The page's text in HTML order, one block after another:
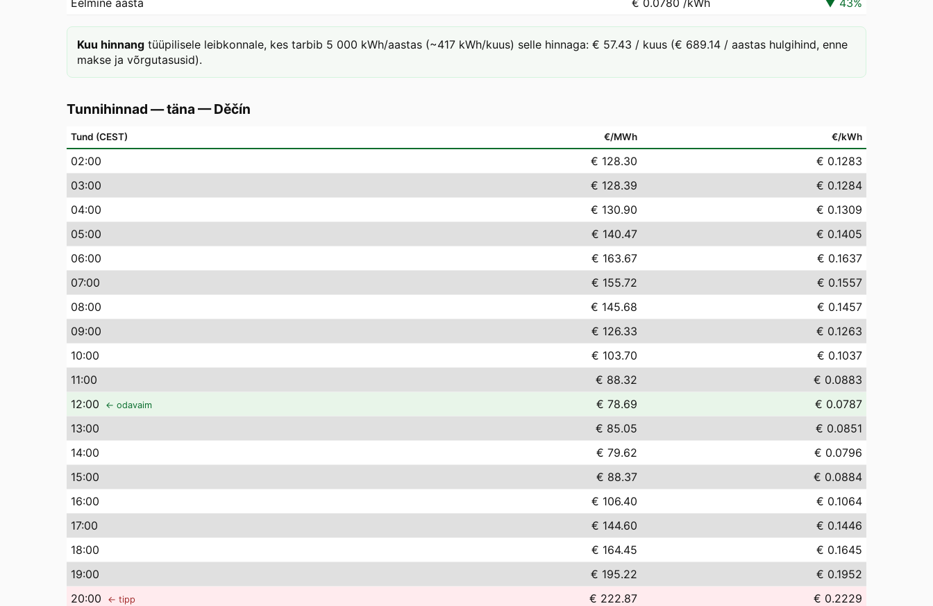
Eelmine aasta
€ 0.0780 /kWh ▼ 43%
Kuu hinnang tüüpilisele leibkonnale, kes tarbib 5 000 kWh/aastas (~417 kWh/kuus) selle hinnaga: € 57.43 / kuus (€ 689.14 / aastas hulgihind, enne
makse ja võrgutasusid).
Tunnihinnad — täna —Děčín
Tund (CEST) €/MWh €/kWh
02:00 € 128.30
€ 0.1283
03:00 € 128.39
€ 0.1284
04:00 € 130.90
€ 0.1309
05:00 € 140.47
€ 0.1405
06:00 € 163.67
€ 0.1637
07:00 € 155.72
€ 0.1557
08:00 € 145.68
€ 0.1457
09:00 € 126.33
€ 0.1263
10:00 € 103.70
€ 0.1037
11:00 € 88.32
€ 0.0883
12:00 ← odavaim € 78.69
€ 0.0787
13:00 € 85.05
€ 0.0851
14:00 € 79.62
€ 0.0796
15:00 € 88.37
€ 0.0884
16:00 € 106.40
€ 0.1064
17:00 € 144.60
€ 0.1446
18:00 € 164.45
€ 0.1645
19:00 € 195.22
€ 0.1952
20:00 ← tipp € 222.87
€ 0.2229